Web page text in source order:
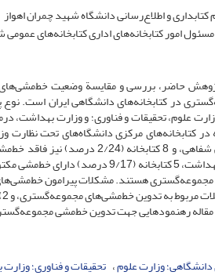
کتابداری و اطلاع‌رسانی دانشگاه شهید چمران اهواز
امور کتابخانه‌های اداری کتابخانه‌های عمومی
حاضر، بررسی و مقایسة وضعیت خط‌مشی‌های
در کتابخانه‌های دانشگاهی ایران است.
علوم، تحقیقات و فناوری؛ و وزارت
خط‌مشی شفاهی، و 8
هستند. مشکلات پیرامون خط‌مشی‌های
مقاله رهنمودهایی جهت تدوین خط‌مشی
دانشگاهی؛ وزارت علوم تحقیقات و فناوری؛